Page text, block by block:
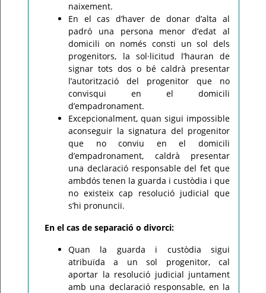
naixement.
En el cas d’haver de donar d’alta al
padró una persona menor d’edat al
domicili on només consti un sol dels
progenitors, la sol·licitud l’hauran de
signar tots dos o bé caldrà presentar
l’autorització del progenitor que no
convisqui en el domicili
d’empadronament.
Excepcionalment, quan sigui impossible
aconseguir la signatura del progenitor
que no conviu en el domicili
d’empadronament, caldrà presentar
una declaració responsable del fet que
ambdós tenen la guarda i custòdia i que
no existeix cap resolució judicial que
s’hi pronunciï.
En el cas de separació o divorci:
Quan la guarda i custòdia sigui
atribuïda a un sol progenitor, cal
aportar la resolució judicial juntament
amb una declaració responsable, en la